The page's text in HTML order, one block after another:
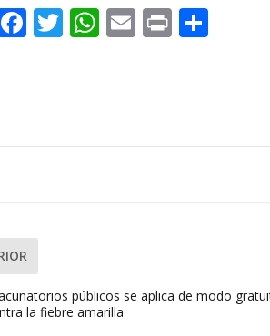
F
o
T W
A
E Pr
ar
públicos se aplica de modo
la fiebre amarilla